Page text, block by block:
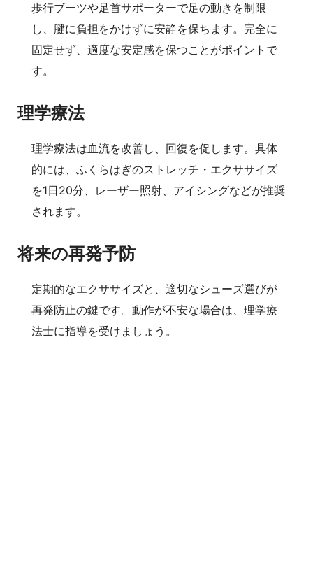
歩行ブーツや足首サポーターで足の動きを制限
し、腱に負担をかけずに安静を保ちます。完全に
固定せず、適度な安定感を保つことがポイントで
す。
理学療法
理学療法は血流を改善し、回復を促します。具体
的には、ふくらはぎのストレッチ・エクササイズ
を1日20分、レーザー照射、アイシングなどが推奨
されます。
将来の再発予防
定期的なエクササイズと、適切なシューズ選びが
再発防止の鍵です。動作が不安な場合は、理学療
法士に指導を受けましょう。